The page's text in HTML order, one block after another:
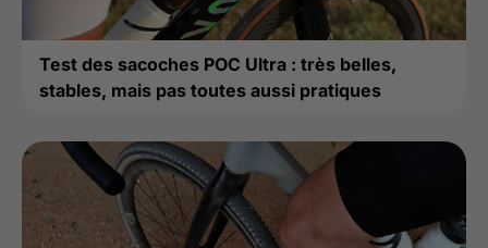
Test des sacoches POC Ultra : très belles,
stables, mais pas toutes aussi pratiques